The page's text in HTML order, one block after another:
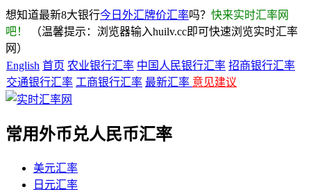
想知道最新8大银行今日外汇牌价汇率吗？ 快来实时汇率网
吧！
（温馨提示：浏览器输入huilv.cc即可快速浏览实时汇率
网）
English 首页 农业银行汇率 中国人民银行汇率 招商银行汇率
交通银行汇率 工商银行汇率 最新汇率 意见建议
常用外币兑人民币汇率
美元汇率
日元汇率